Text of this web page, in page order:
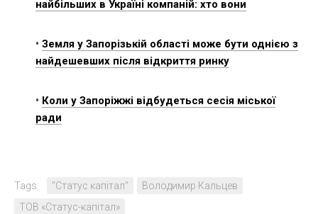
найбільших в Україні компаній: хто вони
• Земля у Запорізькій області може бути однією з
найдешевших після відкриття ринку
• Коли у Запоріжжі відбудеться сесія міської
ради
Tags: "Статус капітал"
Володимир Кальцев
ТОВ «Статус-капітал»